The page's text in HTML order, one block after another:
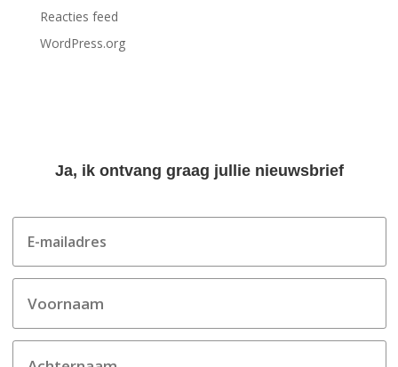
Reacties feed
WordPress.org
Ja, ik ontvang graag jullie nieuwsbrief